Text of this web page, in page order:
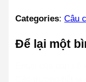
Categories:Câu
Để lại một